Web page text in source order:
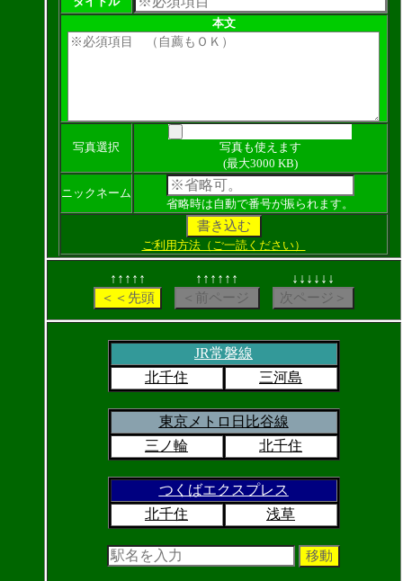
本文
写真選択
写真も使えます
(最大3000 KB)
ニックネーム
省略時は自動で番号が振られます。
ご利用方法（ご一読ください）
↑↑↑↑↑ ↑↑↑↑↑↑ ↓↓↓↓↓↓
JR常磐線
北千住
三河島
東京メトロ日比谷線
三ノ輪
北千住
つくばエクスプレス
北千住
浅草